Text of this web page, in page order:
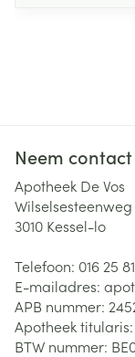
Neem
Apotheek De Vos
Wilselsesteenweg
3010 Kessel-lo
Telefoon: 016 25
E-mailadres:
APB nummer:
Apotheek titularis:
BTW nummer: